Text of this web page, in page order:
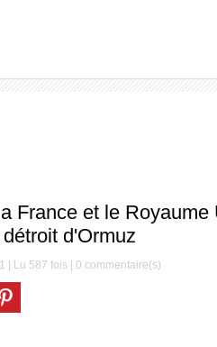
France et le Royaume
d'Ormuz
| Lu 587 fois |0 commentaire(s)